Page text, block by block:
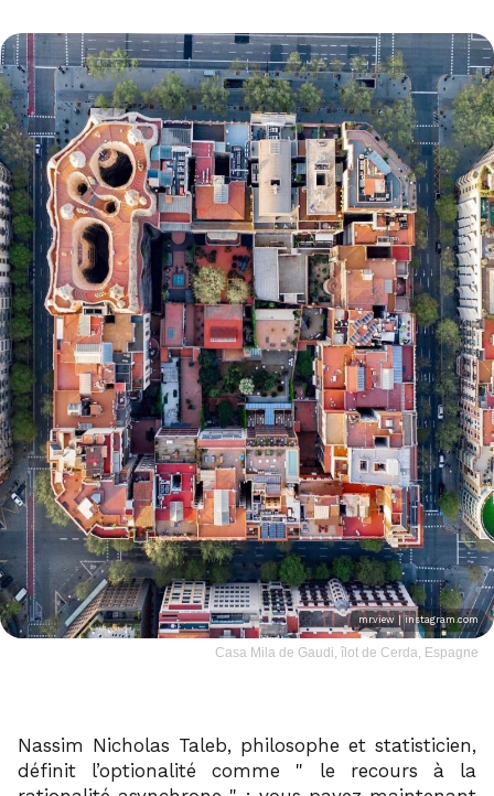
mr.view | instagram.com
Casa Mila de Gaudi, îlot de Cerda, Espagne
Nassim Nicholas Taleb, philosophe et statisticien,
définit l’optionalité comme
le recours à la